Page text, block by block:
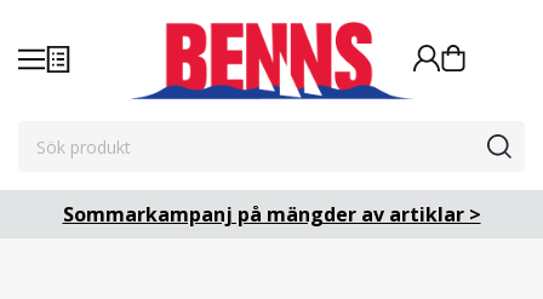
Sommarkampanj på mängder av artiklar >